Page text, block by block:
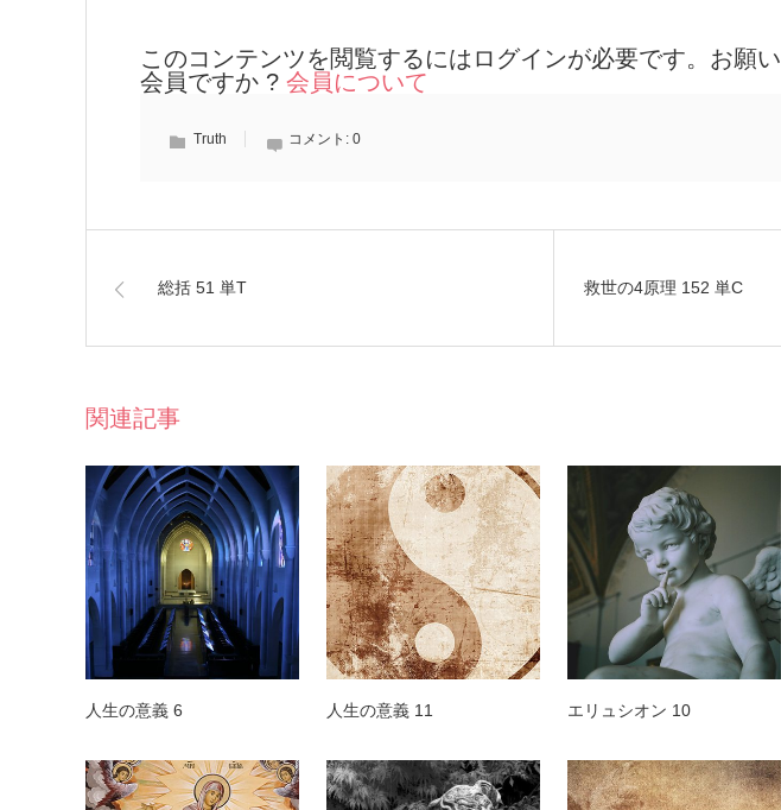
このコンテンツを閲覧するにはログインが必要です。お願い
会員ですか ? 会員について
Truth コメント: 0
総括 51 単T 救世の4原理 152 単C
関連記事
人生の意義 6 人生の意義 11 エリュシオン 10